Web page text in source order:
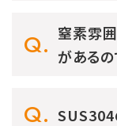
窒素雰
があるの